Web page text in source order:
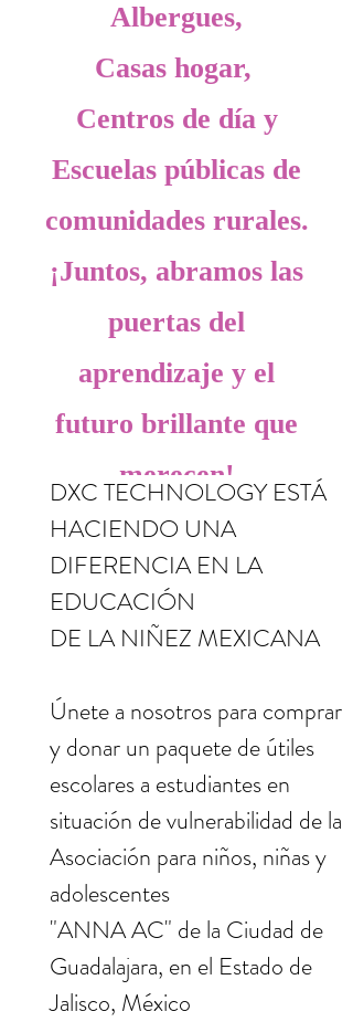
Albergues,
Casas hogar,
Centros de día y
Escuelas públicas de
comunidades rurales.
¡Juntos, abramos las
puertas del
aprendizaje y el
futuro brillante que
merecen!
DXC TECHNOLOGY ESTÁ
HACIENDO UNA
DIFERENCIA EN LA
EDUCACIÓN
DE LA NIÑEZ MEXICANA
Únete a nosotros para comprar
y donar un paquete de útiles
escolares a estudiantes en
situación de vulnerabilidad de la
Asociación para niños, niñas y
adolescentes
"ANNA AC" de la Ciudad de
Guadalajara, en el Estado de
Jalisco, México